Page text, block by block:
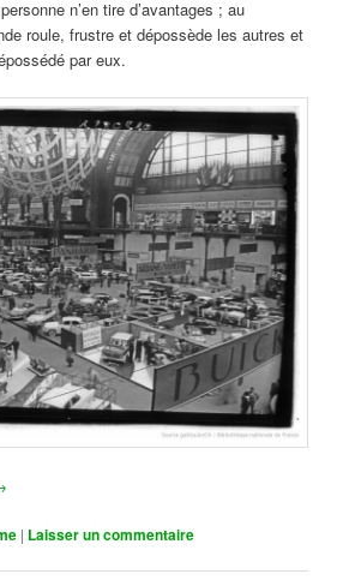
n’en tire d’avantages ; au
roule, frustre et dépossède les autres et
par eux.
| Laisser un commentaire